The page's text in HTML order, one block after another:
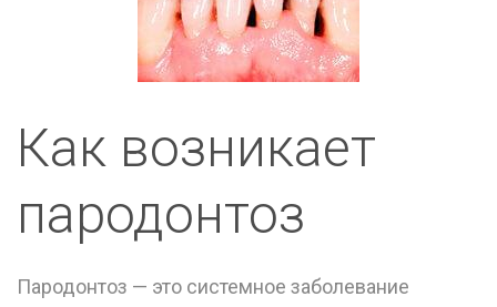
Как возникает
пародонтоз
Пародонтоз — это системное заболевание